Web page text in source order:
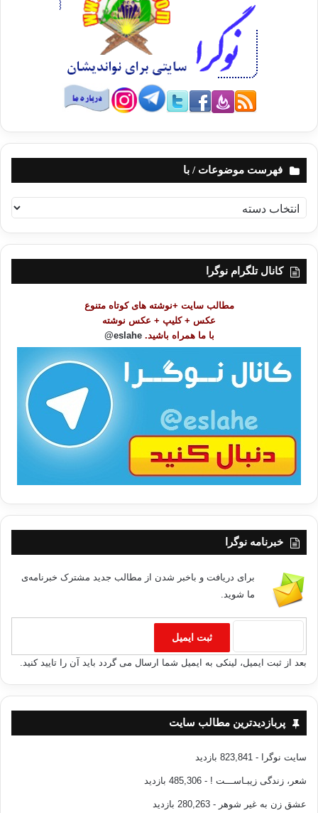
فهرست موضوعات / با
ه
ر
کانال تلگرام نوگرا
مطالب سایت +نوشته های کوتاه متنوع
عکس + کلیپ + عکس نوشته
با ما همراه باشید. eslahe@
خبرنامه نوگرا
برای دریافت و باخبر شدن از مطالب جدید مشترک خبرنامه‌ی
ما شوید.
بعد از ثبت ایمیل، لینکی به ایمیل شما ارسال می گردد باید آن را تایید کنید.
پربازدیدترین مطالب سایت
سایت نوگرا - 823,841 بازدید
شعر، زندگی زیبـاســـت ! - 485,306 بازدید
عشق زن به غیر شوهر - 280,263 بازدید